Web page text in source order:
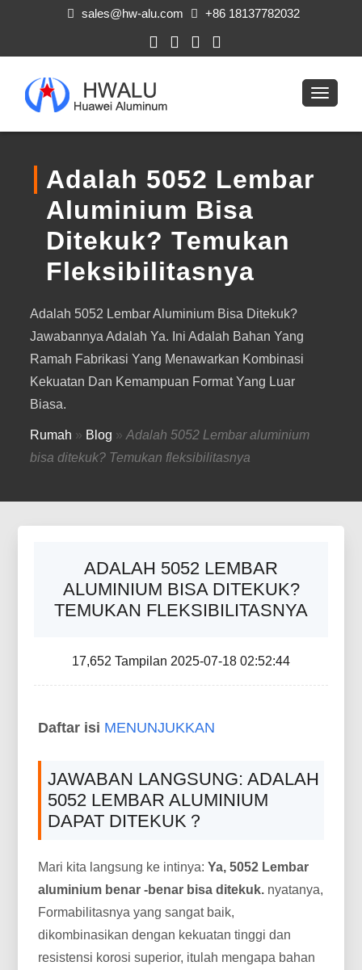
sales@hw-alu.com +86 18137782032
Adalah 5052 Lembar
Aluminium Bisa
Ditekuk? Temukan
Fleksibilitasnya
Adalah 5052 Lembar Aluminium Bisa Ditekuk?
Jawabannya Adalah Ya. Ini Adalah Bahan Yang
Ramah Fabrikasi Yang Menawarkan Kombinasi
Kekuatan Dan Kemampuan Format Yang Luar
Biasa.
Rumah » Blog »Adalah 5052 Lembar aluminium
bisa ditekuk? Temukan fleksibilitasnya
ADALAH 5052 LEMBAR
ALUMINIUM BISA DITEKUK?
TEMUKAN FLEKSIBILITASNYA
17,652 Tampilan 2025-07-18 02:52:44
Daftar isi MENUNJUKKAN
JAWABAN LANGSUNG: ADALAH
5052 LEMBAR ALUMINIUM
DAPAT DITEKUK？
Mari kita langsung ke intinya:Ya, 5052 Lembar
aluminium benar -benar bisa ditekuk. nyatanya,
Formabilitasnya yang sangat baik,
dikombinasikan dengan kekuatan tinggi dan
resistensi korosi superior, itulah mengapa bahan